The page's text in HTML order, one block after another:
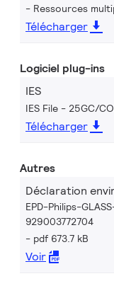
Ressources
Télécharger
Logiciel plug-ins
IES
IES File - 25GC/
Télécharger
Autres
Déclaration
EPD-Philips-
929003772704
pdf 673.7 kB
Voir